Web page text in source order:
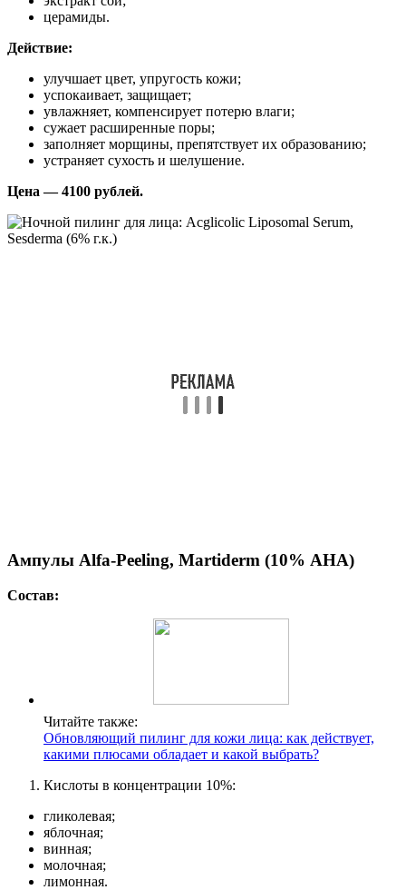
церамиды.
Действие:
улучшает цвет, упругость кожи;
успокаивает, защищает;
увлажняет, компенсирует потерю влаги;
сужает расширенные поры;
заполняет морщины, препятствует их образованию;
устраняет сухость и шелушение.
Цена — 4100 рублей.
Ампулы Alfa-Peeling, Martiderm (10% АНА)
Состав:
Читайте также:
Обновляющий пилинг для кожи лица: как действует,
какими плюсами обладает и какой выбрать?
Кислоты в концентрации 10%:
гликолевая;
яблочная;
винная;
молочная;
лимонная.